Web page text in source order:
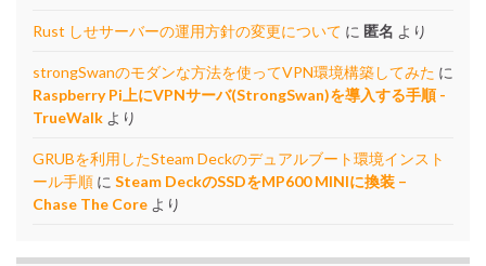
Rust しせサーバーの運用方針の変更について に 匿名 より
strongSwanのモダンな方法を使ってVPN環境構築してみた に
Raspberry Pi上にVPNサーバ(StrongSwan)を導入する手順 -
TrueWalk より
GRUBを利用したSteam Deckのデュアルブート環境インスト
ール手順 に Steam DeckのSSDをMP600 MINIに換装 –
Chase The Core より